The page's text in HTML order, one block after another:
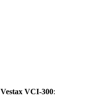
Vestax VCI-300: